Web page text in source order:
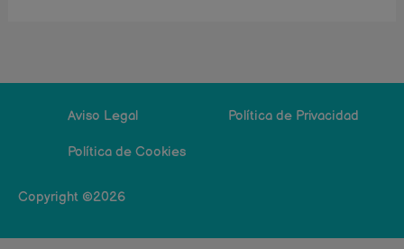
Aviso Legal Política de Privacidad
Política de Cookies
Copyright ©2026